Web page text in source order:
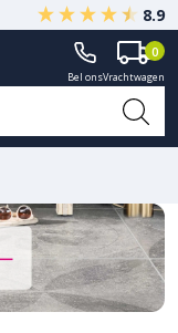
Gegarandeerd A-kwaliteit
8.9
Bel onsVrachtwagen
0